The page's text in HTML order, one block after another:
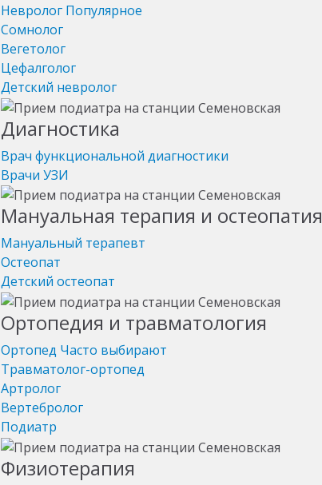
Невролог Популярное
Сомнолог
Вегетолог
Цефалголог
Детский невролог
Диагностика
Врач функциональной диагностики
Врачи УЗИ
Мануальная терапия и остеопатия
Мануальный терапевт
Остеопат
Детский остеопат
Ортопедия и травматология
Ортопед Часто выбирают
Травматолог-ортопед
Артролог
Вертебролог
Подиатр
Физиотерапия